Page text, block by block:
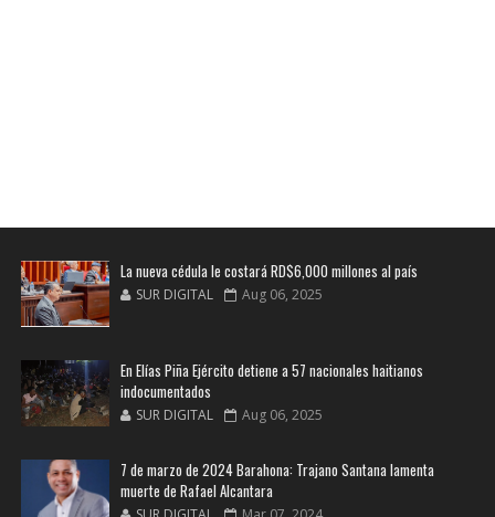
La nueva cédula le costará RD$6,000 millones al país
SUR DIGITAL Aug 06, 2025
En Elías Piña Ejército detiene a 57 nacionales haitianos
indocumentados
SUR DIGITAL Aug 06, 2025
7 de marzo de 2024 Barahona: Trajano Santana lamenta
muerte de Rafael Alcantara